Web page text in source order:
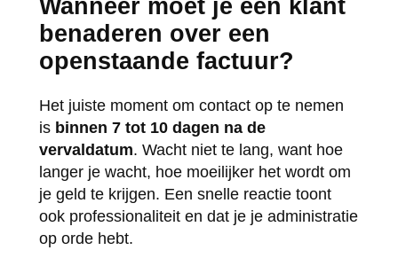
Wanneer moet je een klant
benaderen over een
openstaande factuur?
Het juiste moment om contact op te nemen
is binnen 7 tot 10 dagen na de
vervaldatum. Wacht niet te lang, want hoe
langer je wacht, hoe moeilijker het wordt om
je geld te krijgen. Een snelle reactie toont
ook professionaliteit en dat je je administratie
op orde hebt.